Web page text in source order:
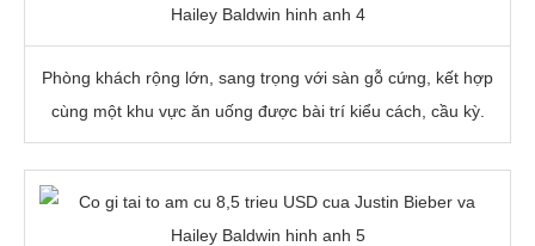
Phòng khách rộng lớn, sang trọng với sàn gỗ cứng, kết hợp
cùng một khu vực ăn uống được bài trí kiểu cách, cầu kỳ.